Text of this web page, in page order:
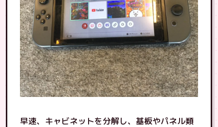
早速、キャビネットを分解し、基板やパネル類